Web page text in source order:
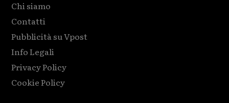
Chi siamo
Contatti
Pubblicità su Vpost
Info Legali
Privacy Policy
Cookie Policy